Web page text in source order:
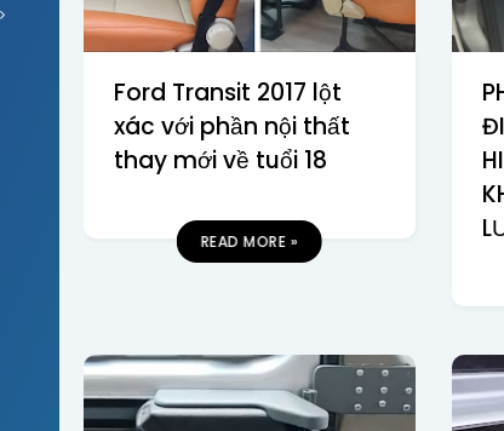
Ford Transit 2017 lột
xác với phần nội thất
thay mới về tuổi 18
READ MORE »